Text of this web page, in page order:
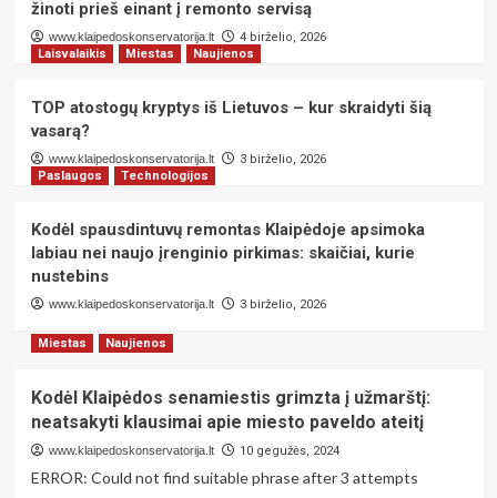
Kaip teisingai pasirinkti trinkelių
klojimo specialistus Kaune: praktinis
Kur Klaipėdoje patikimai sutaisyti
telefoną: ką būtina žinoti prieš einant į
4
TOP atostogų kryptys iš Lietuvos –
Kodėl spausdintuvų remontas
Klaipėdoje apsimoka labiau nei naujo
įrenginio pirkimas: skaičiai, kurie
žinoti prieš einant į remonto servisą
www.klaipedoskonservatorija.lt
4 birželio, 2026
Laisvalaikis
Miestas Naujienos
TOP atostogų kryptys iš Lietuvos – kur skraidyti šią
vasarą?
www.klaipedoskonservatorija.lt
3 birželio, 2026
Paslaugos
Technologijos
Kodėl spausdintuvų remontas Klaipėdoje apsimoka
labiau nei naujo įrenginio pirkimas: skaičiai, kurie
nustebins
www.klaipedoskonservatorija.lt 3 birželio, 2026
Miestas Naujienos
Kodėl Klaipėdos senamiestis grimzta į užmarštį:
neatsakyti klausimai apie miesto paveldo ateitį
www.klaipedoskonservatorija.lt 10 gegužės, 2024
ERROR: Could not find suitable phrase after 3 attempts